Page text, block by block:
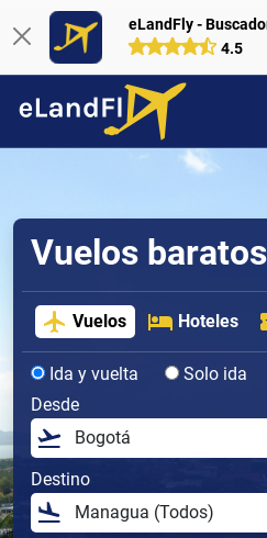
eLandFly -
4.5
Vuelos
Vuelos Hoteles
Ida y vuelta Solo ida
Desde
Destino